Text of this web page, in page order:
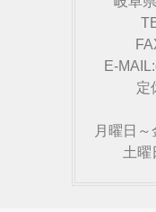
E-
定
月曜日
土曜